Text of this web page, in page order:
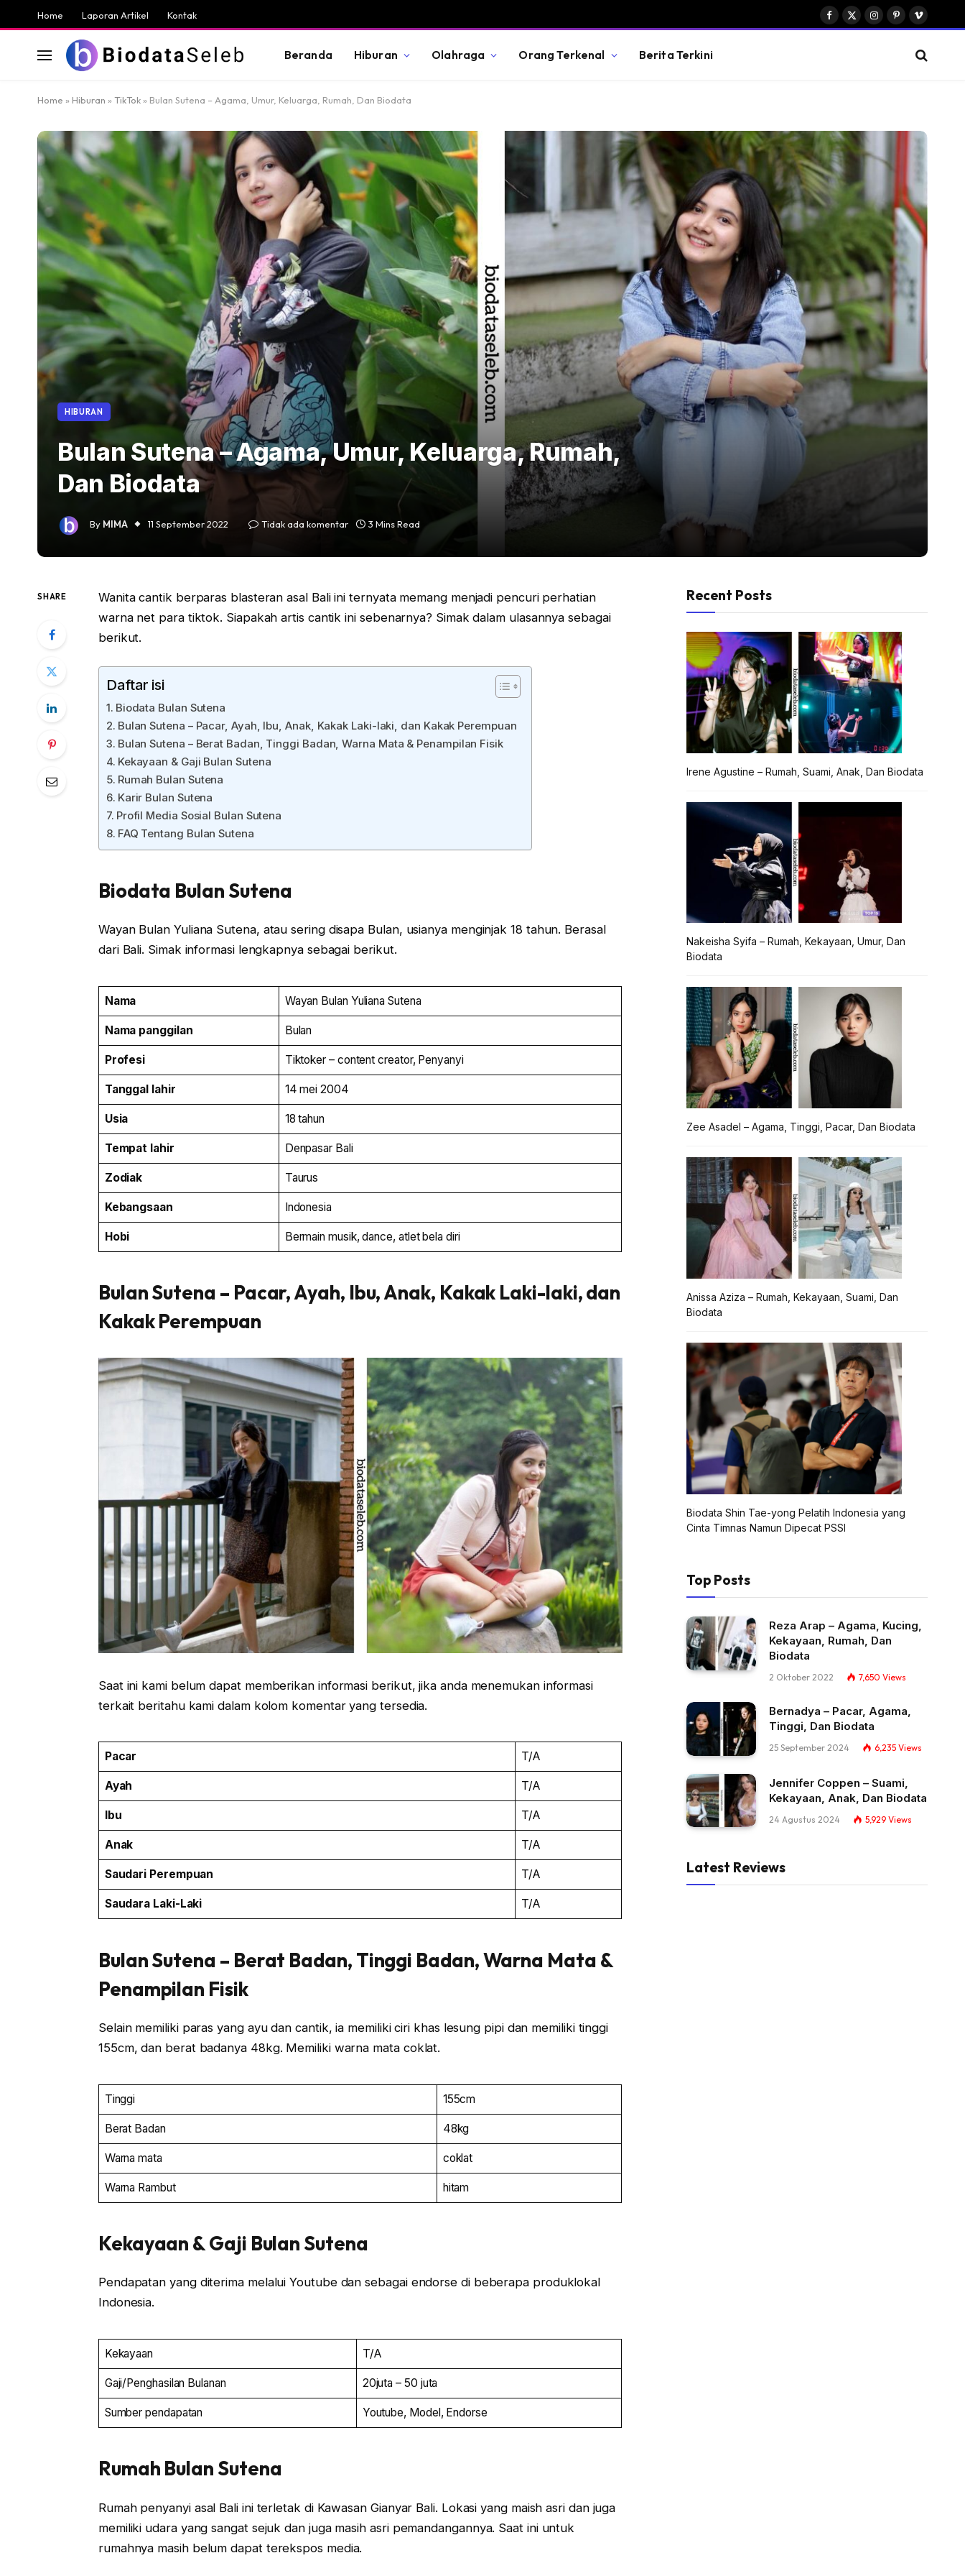
Home Laporan Artikel Kontak
Facebook
X
Instagram
PinterestVimeo
Beranda Hiburan Olahraga Orang Terkenal Berita Terkini
Home » Hiburan » TikTok » Bulan Sutena – Agama, Umur, Keluarga, Rumah, Dan Biodata
HIBURAN
Bulan Sutena – Agama, Umur, Keluarga, Rumah,
Dan Biodata
By MIMA 11 September 2022 Tidak ada komentar 3 Mins Read
SHARE
Wanita cantik berparas blasteran asal Bali ini ternyata memang menjadi pencuri perhatian
warna net para tiktok. Siapakah artis cantik ini sebenarnya? Simak dalam ulasannya sebagai
berikut.
Daftar isi
Biodata Bulan Sutena
Bulan Sutena – Pacar, Ayah, Ibu, Anak, Kakak Laki-laki, dan Kakak Perempuan
Bulan Sutena – Berat Badan, Tinggi Badan, Warna Mata & Penampilan Fisik
Kekayaan & Gaji Bulan Sutena
Rumah Bulan Sutena
Karir Bulan Sutena
Profil Media Sosial Bulan Sutena
FAQ Tentang Bulan Sutena
Biodata Bulan Sutena
Wayan Bulan Yuliana Sutena, atau sering disapa Bulan, usianya menginjak 18 tahun. Berasal
dari Bali. Simak informasi lengkapnya sebagai berikut.
Nama Wayan Bulan Yuliana Sutena
Nama panggilan Bulan
Profesi Tiktoker – content creator, Penyanyi
Tanggal lahir 14 mei 2004
Usia 18 tahun
Tempat lahir Denpasar Bali
Zodiak Taurus
Kebangsaan Indonesia
Hobi Bermain musik, dance, atlet bela diri
Bulan Sutena – Pacar, Ayah, Ibu, Anak, Kakak Laki-laki, dan
Kakak Perempuan
Saat ini kami belum dapat memberikan informasi berikut, jika anda menemukan informasi
terkait beritahu kami dalam kolom komentar yang tersedia.
Pacar T/A
Ayah T/A
Ibu T/A
Anak T/A
Saudari Perempuan T/A
Saudara Laki-Laki T/A
Bulan Sutena – Berat Badan, Tinggi Badan, Warna Mata &
Penampilan Fisik
Selain memiliki paras yang ayu dan cantik, ia memiliki ciri khas lesung pipi dan memiliki tinggi
155cm, dan berat badanya 48kg. Memiliki warna mata coklat.
Tinggi 155cm
Berat Badan 48kg
Warna mata coklat
Warna Rambut hitam
Kekayaan & Gaji Bulan Sutena
Pendapatan yang diterima melalui Youtube dan sebagai endorse di beberapa produklokal
Indonesia.
Kekayaan T/A
Gaji/Penghasilan Bulanan 20juta – 50 juta
Sumber pendapatan Youtube, Model, Endorse
Rumah Bulan Sutena
Rumah penyanyi asal Bali ini terletak di Kawasan Gianyar Bali. Lokasi yang maish asri dan juga
memiliki udara yang sangat sejuk dan juga masih asri pemandangannya. Saat ini untuk
rumahnya masih belum dapat terekspos media.
Recent Posts
Irene Agustine – Rumah, Suami, Anak, Dan Biodata
Nakeisha Syifa – Rumah, Kekayaan, Umur, Dan
Biodata
Zee Asadel – Agama, Tinggi, Pacar, Dan Biodata
Anissa Aziza – Rumah, Kekayaan, Suami, Dan
Biodata
Biodata Shin Tae-yong Pelatih Indonesia yang
Cinta Timnas Namun Dipecat PSSI
Top Posts
Reza Arap – Agama, Kucing,
Kekayaan, Rumah, Dan
Biodata
2 Oktober 2022 7,650 Views
Bernadya – Pacar, Agama,
Tinggi, Dan Biodata
25 September 2024 6,235 Views
Jennifer Coppen – Suami,
Kekayaan, Anak, Dan Biodata
24 Agustus 2024 5,929 Views
Latest Reviews